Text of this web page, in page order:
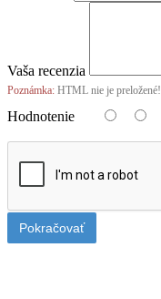
Vaša recenzia
Poznámka: HTML nie je preložené!
Hodnotenie
Pokračovať